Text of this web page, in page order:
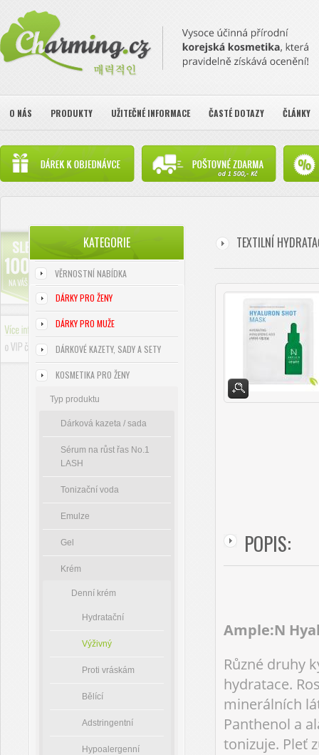
O NÁS PRODUKTY UŽITEČNÉ INFORMACE ČASTÉ DOTAZY ČLÁNKY
KATEGORIE
VĚRNOSTNÍ NABÍDKA
DÁRKY PRO ŽENY
DÁRKY PRO MUŽE
DÁRKOVÉ KAZETY, SADY A SETY
KOSMETIKA PRO ŽENY
Typ produktu
Dárková kazeta / sada
Sérum na růst řas No.1
LASH
Tonizační voda
Emulze
Gel
Krém
Denní krém
Hydratační
Výživný
Proti vráskám
Bělící
Adstringentní
Hypoalergenní
TEXTILNÍ
POPIS:
Ample:N
Různé druhy
hydratace.
minerálních
Panthenol a
tonizuje. Pleť